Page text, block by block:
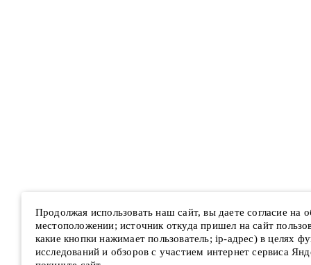
Продолжая использовать наш сайт, вы даете согласие на
местоположении; источник откуда пришел на сайт
какие кнопки нажимает пользователь; ip-адрес) в целях
исследований и обзоров с участием интернет сервиса